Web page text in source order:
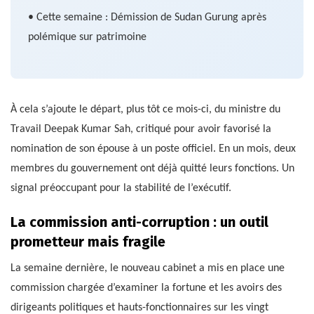
• Cette semaine : Démission de Sudan Gurung après
polémique sur patrimoine
À cela s’ajoute le départ, plus tôt ce mois-ci, du ministre du
Travail Deepak Kumar Sah, critiqué pour avoir favorisé la
nomination de son épouse à un poste officiel. En un mois, deux
membres du gouvernement ont déjà quitté leurs fonctions. Un
signal préoccupant pour la stabilité de l’exécutif.
La commission anti-corruption : un outil
prometteur mais fragile
La semaine dernière, le nouveau cabinet a mis en place une
commission chargée d’examiner la fortune et les avoirs des
dirigeants politiques et hauts-fonctionnaires sur les vingt